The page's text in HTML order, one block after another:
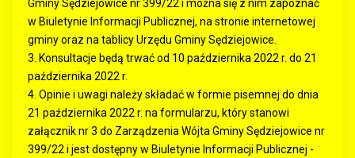
Gminy Sędziejowice nr 399/22 i można się z nim zapoznać
w Biuletynie Informacji Publicznej, na stronie internetowej
gminy oraz na tablicy Urzędu Gminy Sędziejowice.
3. Konsultacje będą trwać od 10 października 2022 r. do 21
października 2022 r.
4. Opinie i uwagi należy składać w formie pisemnej do dnia
21 października 2022 r. na formularzu, który stanowi
załącznik nr 3 do Zarządzenia Wójta Gminy Sędziejowice nr
399/22 i jest dostępny w Biuletynie Informacji Publicznej -